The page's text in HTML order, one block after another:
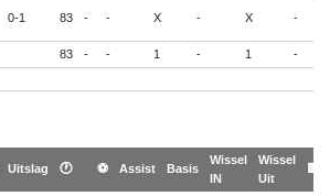
0-1 83 - - X - X -
83 - - 1 - 1 -
Uitslag 🕐 ⚽ Assist Basis
Wissel
IN
Wissel
Uit
🟨